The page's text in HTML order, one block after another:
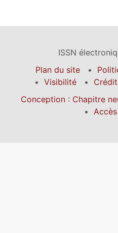
ISSN
Plan du site
Visibilité
Conception : Chapitre